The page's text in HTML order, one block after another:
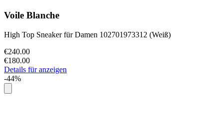
Voile Blanche
High Top Sneaker für Damen 102701973312 (Weiß)
€240.00
€180.00
Details für anzeigen
-44%